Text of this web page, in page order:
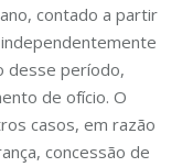
contado a partir
desse período,
de ofício. O
casos, em razão
concessão de